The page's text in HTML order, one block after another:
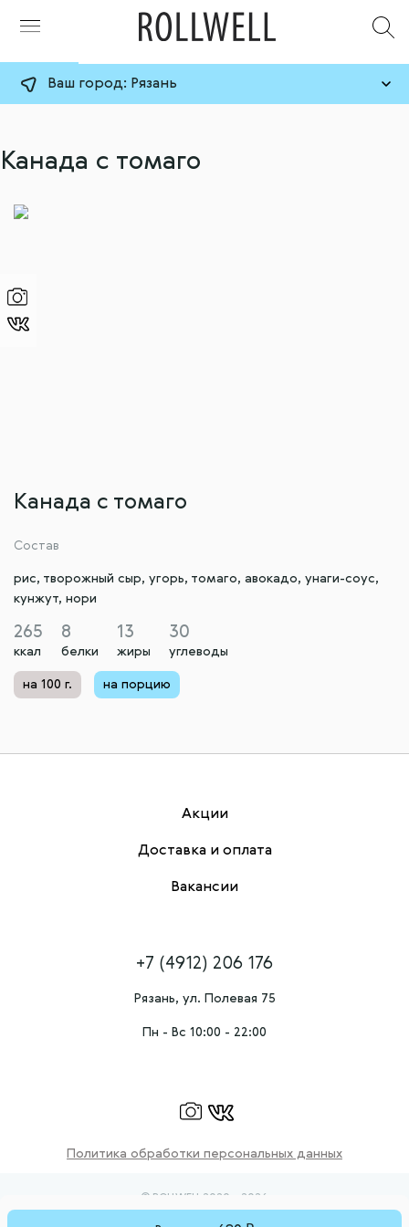
Ваш город: Рязань
Канада с томаго
Канада с томаго
Состав
рис, творожный сыр, угорь, томаго, авокадо, унаги-соус,
кунжут, нори
265
ккал
8
белки
13
жиры
30
углеводы
на 100 г. на порцию
Акции
Доставка и оплата
Вакансии
+7 (4912) 206 176
Рязань, ул. Полевая 75
Пн - Вс 10:00 - 22:00
Политика обработки персональных данных
© ROLLWELL 2020 - 2026